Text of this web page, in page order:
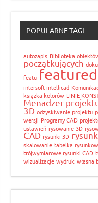
POPULARNE TAGI
autozapis Biblioteka
początkujących
featu featured
intersoft-intellicad
książka kolorów LINIE
Menadzer
3D odzyskiwanie projektu
wersji Programy CAD
ustawień rysowanie 3D
CAD rysunki 3D
skalowanie tabelka
trójwymiarowe rysunki CAD
wizualizacje wydruk własna